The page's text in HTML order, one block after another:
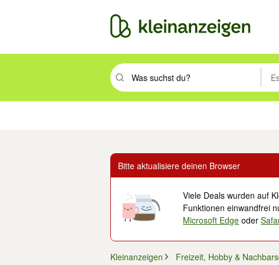
Suchbegriff eingeben. Eingabetaste
Bitte aktualisiere deinen Browser
Viele Deals wurden auf
Funktionen einwandfrei
Microsoft Edge oder
Kleinanzeigen
Freizeit, Hobby &